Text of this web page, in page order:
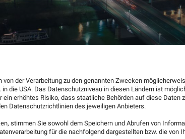
von der Verarbeitung zu den genannten Zwecken
die USA. Das Datenschutzniveau in diesen Ländern ist
ein erhöhtes Risiko, dass staatliche Behörden auf diese
Datenschutzrichtlinien des jeweiligen Anbieters.
stimmen Sie sowohl dem Speichern und Abrufen von
für die nachfolgend dargestellten bzw. die von